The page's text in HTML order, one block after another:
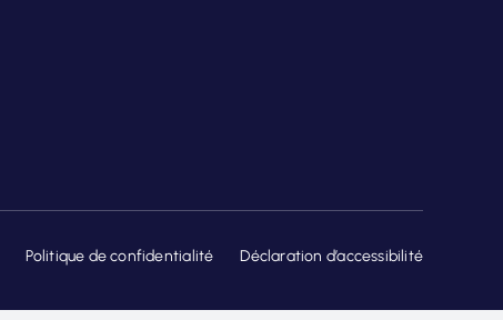
Politique de confidentialité Déclaration d’accessibilité